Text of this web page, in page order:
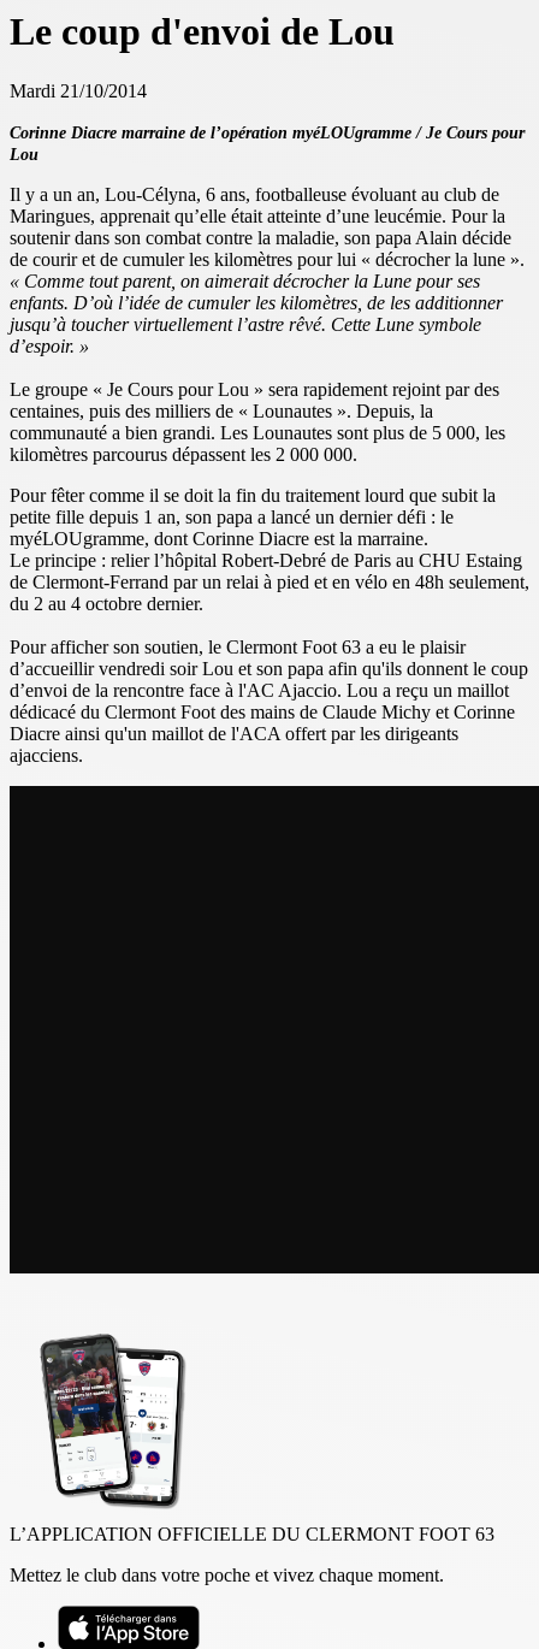
Le coup d'envoi de Lou
Mardi 21/10/2014
Corinne Diacre marraine de l’opération myéLOUgramme / Je Cours pour
Lou
Il y a un an, Lou-Célyna, 6 ans, footballeuse évoluant au club de
Maringues, apprenait qu’elle était atteinte d’une leucémie. Pour la
soutenir dans son combat contre la maladie, son papa Alain décide
de courir et de cumuler les kilomètres pour lui « décrocher la lune ».
« Comme tout parent, on aimerait décrocher la Lune pour ses
enfants. D’où l’idée de cumuler les kilomètres, de les additionner
jusqu’à toucher virtuellement l’astre rêvé. Cette Lune symbole
d’espoir. »
Le groupe « Je Cours pour Lou » sera rapidement rejoint par des
centaines, puis des milliers de « Lounautes ». Depuis, la
communauté a bien grandi. Les Lounautes sont plus de 5 000, les
kilomètres parcourus dépassent les 2 000 000.
Pour fêter comme il se doit la fin du traitement lourd que subit la
petite fille depuis 1 an, son papa a lancé un dernier défi : le
myéLOUgramme, dont Corinne Diacre est la marraine.
Le principe : relier l’hôpital Robert-Debré de Paris au CHU Estaing
de Clermont-Ferrand par un relai à pied et en vélo en 48h seulement,
du 2 au 4 octobre dernier.
Pour afficher son soutien, le Clermont Foot 63 a eu le plaisir
d’accueillir vendredi soir Lou et son papa afin qu'ils donnent le coup
d’envoi de la rencontre face à l'AC Ajaccio. Lou a reçu un maillot
dédicacé du Clermont Foot des mains de Claude Michy et Corinne
Diacre ainsi qu'un maillot de l'ACA offert par les dirigeants
ajacciens.
L’APPLICATION OFFICIELLE DU CLERMONT FOOT 63
Mettez le club dans votre poche et vivez chaque moment.